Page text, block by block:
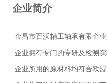
企业简介
金昌市百沃精工轴承有限企
企业拥有专门的专研及检测
企业所用的原材料均符合欧